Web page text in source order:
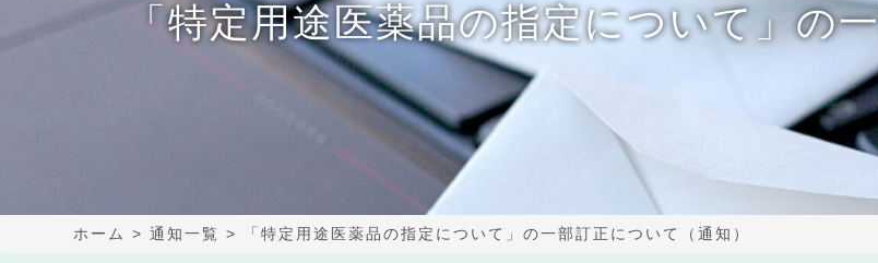
「特定用途医薬品の指定について」の
ホーム > 通知一覧 > 「特定用途医薬品の指定について」の一部訂正について（通知）